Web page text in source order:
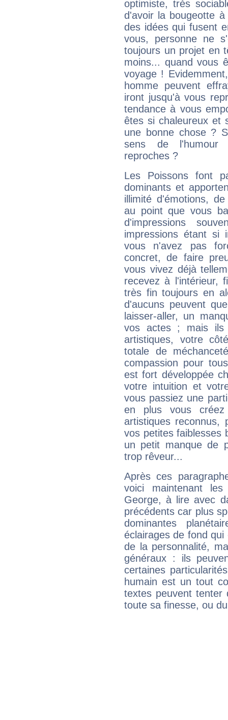
optimiste, très
d'avoir la bougeotte
des idées qui fusent
vous, personne ne
toujours un projet en
moins... quand vous
voyage !
homme peuvent
iront jusqu'à vous
tendance à vous
êtes si chaleureux et
une bonne chose ?
sens de l'humour
reproches ?
Les Poissons font
dominants et
illimité d'émotions,
au point que vous
d'impressions
impressions étant si
vous n'avez pas
concret, de faire
vous vivez déjà
recevez à l'intérieur,
très fin toujours en
d'aucuns peuvent
laisser-aller, un
vos actes ; mais ils
artistiques, votre
totale de
compassion pour
est fort développée
votre intuition et
vous passiez une
en plus vous
artistiques reconnus,
vos petites faiblesses
un petit manque de
trop rêveur...
Après ces
voici maintenant
George, à lire avec
précédents car plus
dominantes
éclairages de fond
de la personnalité,
généraux : ils
certaines
humain est un tout
textes peuvent tenter
toute sa finesse, ou